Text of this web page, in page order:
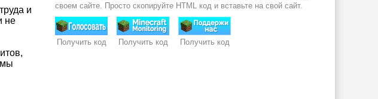
и
не
мы
своем сайте. Просто скопируйте HTML код и вставьте на свой сайт.
Получить код Получить код Получить код